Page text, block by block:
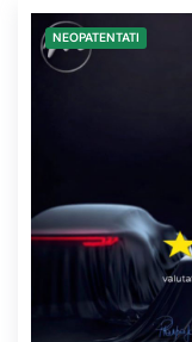
NEOPATENTATI